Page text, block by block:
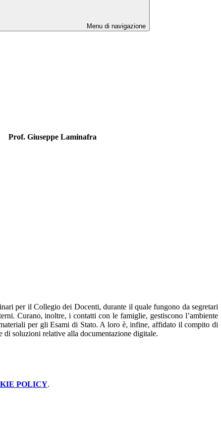
Menu di navigazione
Prof. Giuseppe Laminafra
per il Collegio dei Docenti, durante il quale fungono da segretari
Curano, inoltre, i contatti con le famiglie, gestiscono l’ambiente
per gli Esami di Stato. A loro è, infine, affidato il compito di
di soluzioni relative alla documentazione digitale.
POLICY.